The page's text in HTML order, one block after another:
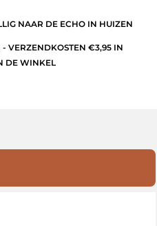
NAAR DE ECHO IN HUIZEN
VERZENDKOSTEN €3,95 IN
DE WINKEL